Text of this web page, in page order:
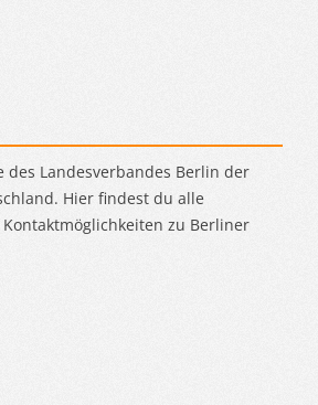
des Landesverbandes Berlin der
Hier findest du alle
zu Berliner